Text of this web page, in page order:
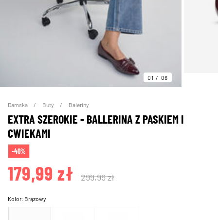
01 06
Damska Buty Baleriny
EXTRA SZEROKIE - BALLERINA Z PASKIEM I
CWIEKAMI
-40%
179,99 zł 299,99 zł
Kolor: Brązowy